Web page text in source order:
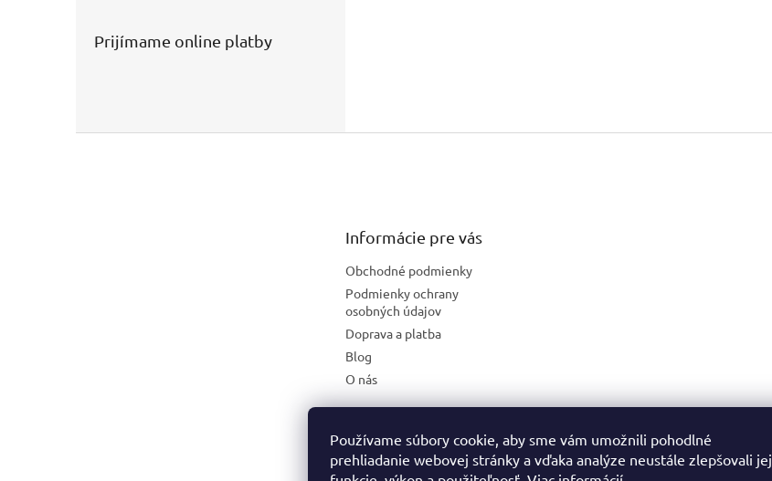
Používame súbory cookie, aby sme vám umožnili pohodlné
prehliadanie webovej stránky a vďaka analýze neustále zlepšovali jej
Prijímame online platby
Informácie pre vás
Obchodné podmienky
Podmienky ochrany
osobných údajov
Doprava a platba
Blog
O nás
České stránky